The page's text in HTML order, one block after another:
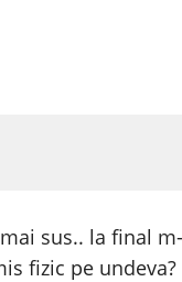
sus.. la final
fizic pe undeva?